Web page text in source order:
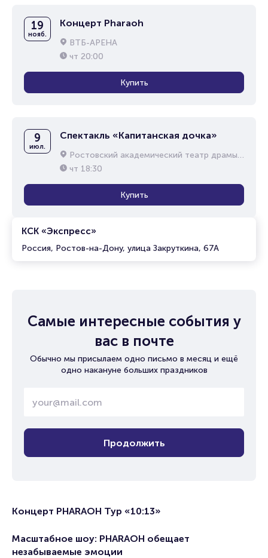
КСК «Экспресс»
Россия, Ростов-на-Дону, улица Закруткина, 67А
19
нояб.
Концерт Pharaoh
ВТБ-АРЕНА
чт 20:00
Купить
9
июл.
Спектакль «Капитанская дочка»
Ростовский академический театр драмы им. М.Горького
чт 18:30
Купить
Самые интересные события у
вас в почте
Обычно мы присылаем одно письмо в месяц и ещё
одно накануне больших праздников
Продолжить
Концерт PHARAOH Тур «10:13»
Масштабное шоу: PHARAOH обещает
незабываемые эмоции